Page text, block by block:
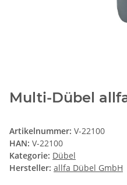
Multi-Dübel
Artikelnummer: V-22100
HAN: V-22100
Kategorie: Dübel
Hersteller: allfa Dübel GmbH